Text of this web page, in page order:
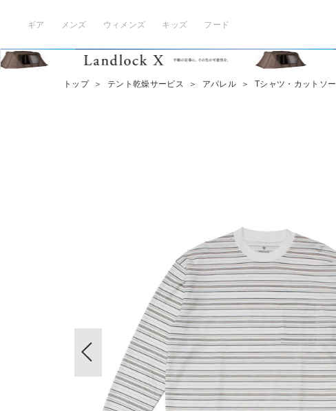
ギア メンズ ウィメンズ キッズ フード
トップ ＞ テント乾燥サービス ＞ アパレル ＞ Tシャツ・カットソー